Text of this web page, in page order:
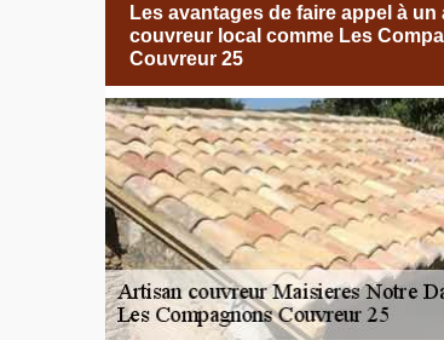
Les avantages de faire appel à un
couvreur local comme Les
Couvreur 25